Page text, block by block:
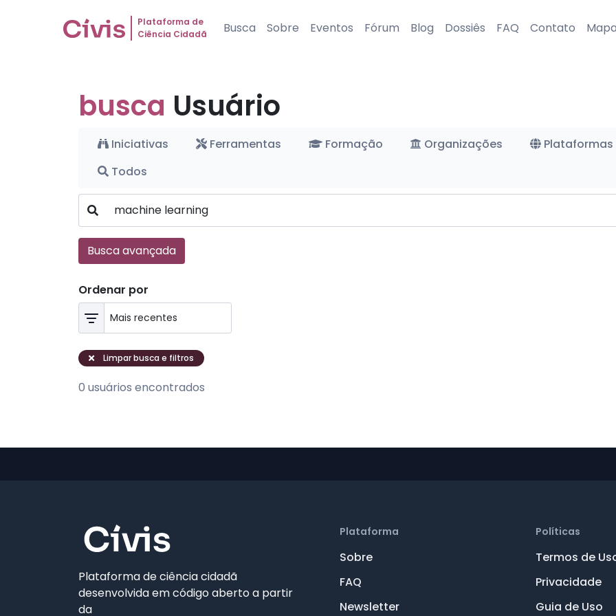
Plataforma de
Ciência Cidadã
Busca Sobre Eventos Fórum Blog Dossiês FAQ Contato Mapa
busca Usuário
Iniciativas Ferramentas Formação Organizações Plataformas
Todos
Busca avançada
Ordenar por
Limpar busca e filtros
0 usuários encontrados
Plataforma de ciência cidadã
desenvolvida em código aberto a partir
da
Plataforma
Sobre
FAQ
Newsletter
Políticas
Termos de
Privacidade
Guia de Uso